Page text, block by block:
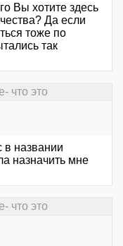
Вы хотите здесь
Да если
тоже по
так
что это
в названии
назначить мне
что это